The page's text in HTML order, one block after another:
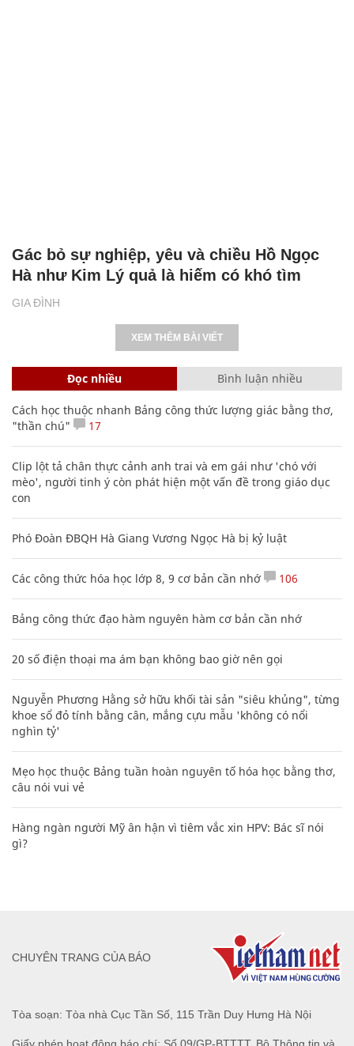
GIA ĐÌNH
Gác bỏ sự nghiệp, yêu và chiều Hồ Ngọc
Hà như Kim Lý quả là hiếm có khó tìm
XEM THÊM BÀI VIẾT
Đọc nhiều Bình luận nhiều
Cách học thuộc nhanh Bảng công thức lượng giác bằng thơ,
"thần chú"
17
Clip lột tả chân thực cảnh anh trai và em gái như 'chó với
mèo', người tinh ý còn phát hiện một vấn đề trong giáo dục
con
Phó Đoàn ĐBQH Hà Giang Vương Ngọc Hà bị kỷ luật
Các công thức hóa học lớp 8, 9 cơ bản cần nhớ 106
Bảng công thức đạo hàm nguyên hàm cơ bản cần nhớ
20 số điện thoại ma ám bạn không bao giờ nên gọi
Nguyễn Phương Hằng sở hữu khối tài sản "siêu khủng", từng
khoe sổ đỏ tính bằng cân, mắng cựu mẫu 'không có nổi
nghìn tỷ'
Mẹo học thuộc Bảng tuần hoàn nguyên tố hóa học bằng thơ,
câu nói vui vẻ
Hàng ngàn người Mỹ ân hận vì tiêm vắc xin HPV: Bác sĩ nói
gì?
Tòa soạn: Tòa nhà Cục Tần Số, 115 Trần Duy Hưng Hà Nội
CHUYÊN TRANG CỦA BÁO